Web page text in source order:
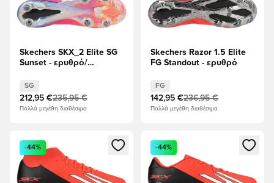
Skechers SKX_2 Elite SG
Sunset - ερυθρό/
SG
212,95 €235,95 €
Πολλά μεγέθη διαθέσιμα
Skechers Razor 1.5 Elite
FG Standout - ερυθρό
FG
142,95 €236,95 €
Πολλά μεγέθη διαθέσιμα
Ανοίγει ένα Modal για να συνδεθείτε ή να εγγραφείτε ως
-44%
Ανοίγει ένα Modal για να
-44%